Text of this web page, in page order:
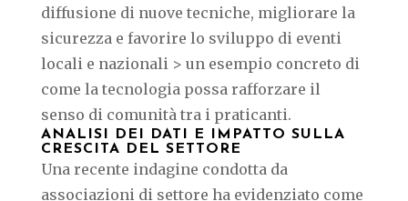
diffusione di nuove tecniche, migliorare la
sicurezza e favorire lo sviluppo di eventi
locali e nazionali > un esempio concreto di
come la tecnologia possa rafforzare il
senso di comunità tra i praticanti.
ANALISI DEI DATI E IMPATTO SULLA
CRESCITA DEL SETTORE
Una recente indagine condotta da
associazioni di settore ha evidenziato come